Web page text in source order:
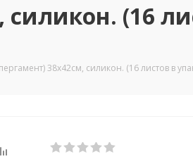
(16
38х42см, силикон. (16 листов в